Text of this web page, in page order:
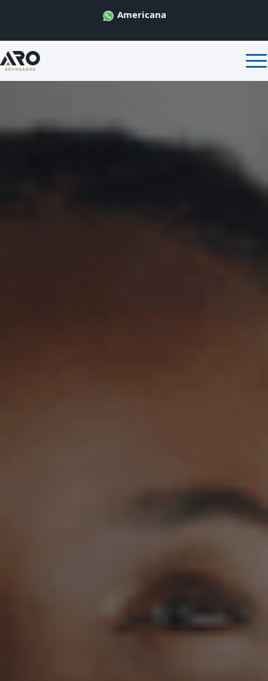
Americana